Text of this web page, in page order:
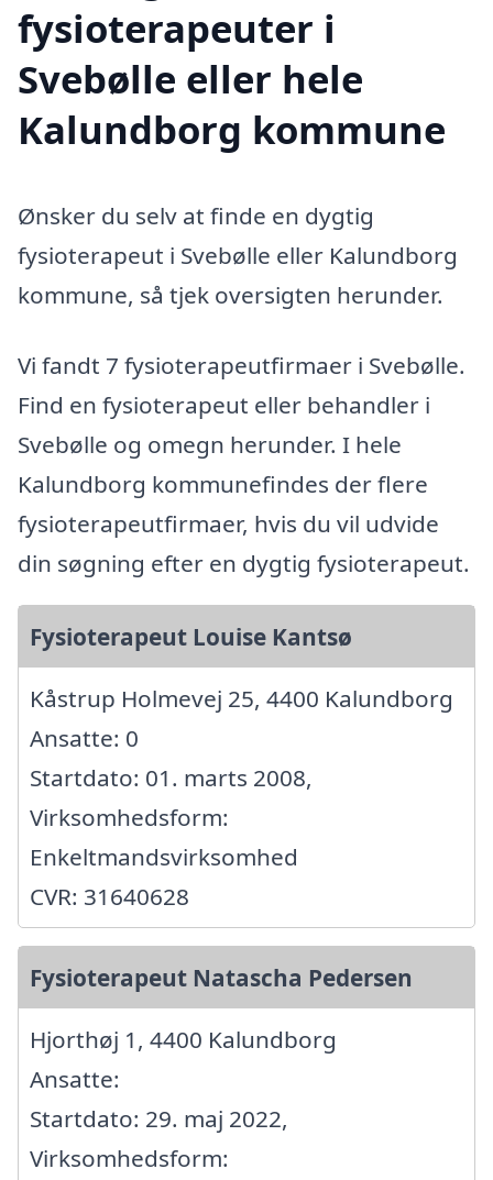
fysioterapeuter i
Svebølle eller hele
Kalundborg kommune
Ønsker du selv at finde en dygtig
fysioterapeut i Svebølle eller Kalundborg
kommune, så tjek oversigten herunder.
Vi fandt 7 fysioterapeutfirmaer i Svebølle.
Find en fysioterapeut eller behandler i
Svebølle og omegn herunder. I hele
Kalundborg kommunefindes der flere
fysioterapeutfirmaer, hvis du vil udvide
din søgning efter en dygtig fysioterapeut.
Fysioterapeut Louise Kantsø
Kåstrup Holmevej 25, 4400 Kalundborg
Ansatte: 0
Startdato: 01. marts 2008,
Virksomhedsform:
Enkeltmandsvirksomhed
CVR: 31640628
Fysioterapeut Natascha Pedersen
Hjorthøj 1, 4400 Kalundborg
Ansatte:
Startdato: 29. maj 2022,
Virksomhedsform: